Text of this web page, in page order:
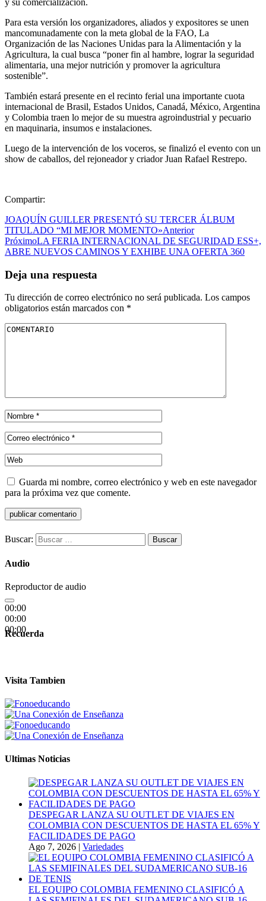
Para esta versión los organizadores, aliados y expositores se unen
mancomunadamente con la meta global de la FAO, La
Organización de las Naciones Unidas para la Alimentación y la
Agricultura, la cual busca “poner fin al hambre, lograr la seguridad
alimentaria, una mejor nutrición y promover la agricultura
sostenible”.
También estará presente en el recinto ferial una importante cuota
internacional de Brasil, Estados Unidos, Canadá, México, Argentina
y Colombia traen lo mejor de su muestra agroindustrial y pecuario
en maquinaria, insumos e instalaciones.
Luego de la intervención de los voceros, se finalizó el evento con un
show de caballos, del rejoneador y criador Juan Rafael Restrepo.
Compartir:
JOAQUÍN GUILLER PRESENTÓ SU TERCER ÁLBUM
TITULADO “MI MEJOR MOMENTO»Anterior
PróximoLA FERIA INTERNACIONAL DE SEGURIDAD ESS+,
ABRE NUEVOS CAMINOS Y EXHIBE UNA OFERTA 360
Deja una respuesta
Tu dirección de correo electrónico no será publicada. Los campos
obligatorios están marcados con *
Guarda mi nombre, correo electrónico y web en este navegador
para la próxima vez que comente.
Buscar:
Audio
Reproductor de audio
00:00
00:00
00:00
Recuerda
Visita Tambien
Ultimas Noticias
DESPEGAR LANZA SU OUTLET DE VIAJES EN
COLOMBIA CON DESCUENTOS DE HASTA EL 65% Y
FACILIDADES DE PAGO
Ago 7, 2026 | Variedades
EL EQUIPO COLOMBIA FEMENINO CLASIFICÓ A